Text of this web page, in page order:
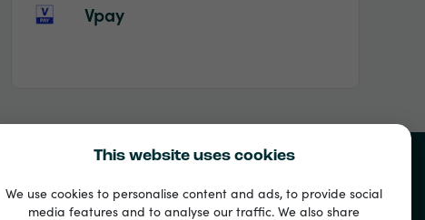
This website uses cookies
We use cookies to personalise content and ads, to provide social
media features and to analyse our traffic. We also share
Vpay